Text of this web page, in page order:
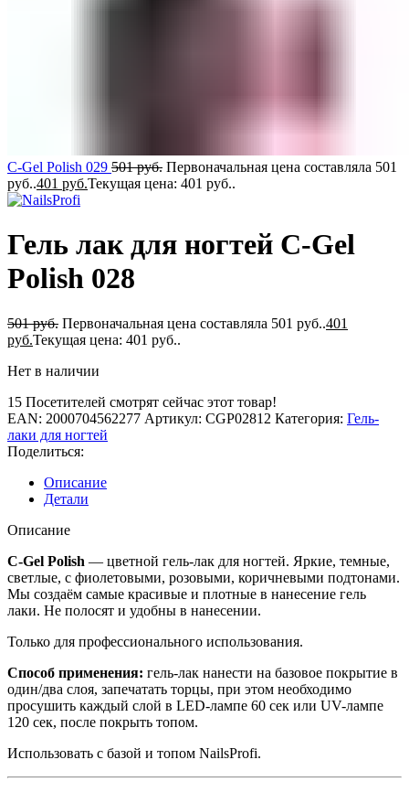
C-Gel Polish 029 501руб. Первоначальная цена составляла 501
руб..401 руб.Текущая цена: 401 руб..
Гель лак для ногтей C-Gel
Polish 028
501руб. Первоначальная цена составляла 501 руб..401
руб.Текущая цена: 401 руб..
Нет в наличии
15 Посетителей смотрят сейчас этот товар!
EAN: 2000704562277 Артикул: CGP02812 Категория: Гель-
лаки для ногтей
Поделиться:
Описание
Детали
Описание
C-Gel Polish — цветной гель-лак для ногтей. Яркие, темные,
светлые, с фиолетовыми, розовыми, коричневыми подтонами.
Мы создаём самые красивые и плотные в нанесение гель
лаки. Не полосят и удобны в нанесении.
Только для профессионального использования.
Способ применения: гель-лак нанести на базовое покрытие в
один/два слоя, запечатать торцы, при этом необходимо
просушить каждый слой в LED-лампе 60 сек или UV-лампе
120 сек, после покрыть топом.
Использовать с базой и топом NailsProfi.